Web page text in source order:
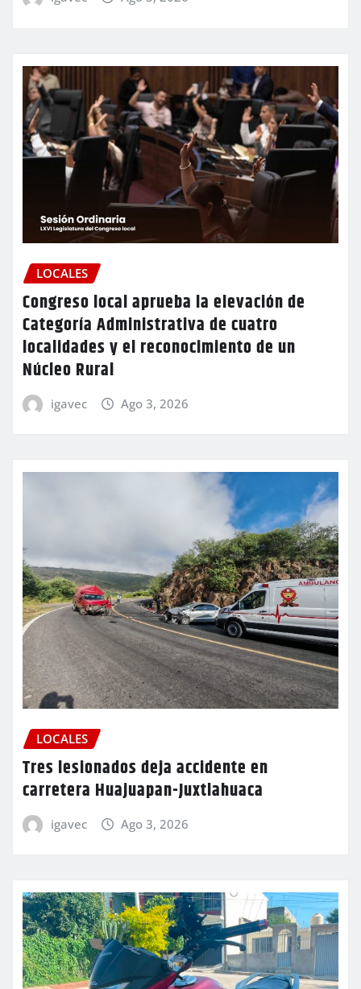
LOCALES
Congreso local aprueba la elevación de
Categoría Administrativa de cuatro
localidades y el reconocimiento de un
Núcleo Rural
igavec Ago 3, 2026
LOCALES
Tres lesionados deja accidente en
carretera Huajuapan-Juxtlahuaca
igavec Ago 3, 2026